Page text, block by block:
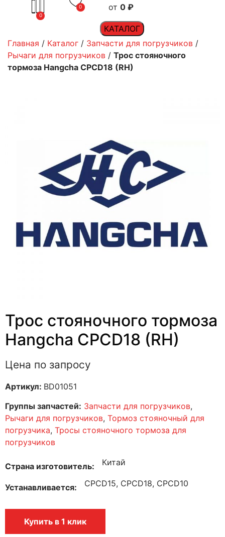
0
0 0 ₽
КАТАЛОГ
Главная / Каталог / Запчасти для погрузчиков /
Рычаги для погрузчиков / Трос стояночного
тормоза Hangcha CPCD18 (RH)
Трос стояночного тормоза
Hangcha CPCD18 (RH)
Цена по запросу
Артикул: BD01051
Группы запчастей: Запчасти для погрузчиков,
Рычаги для погрузчиков, Тормоз стояночный для
погрузчика, Тросы стояночного тормоза для
погрузчиков
Страна изготовитель Китай
Устанавливается CPCD15, CPCD18, CPCD10
Купить в 1 клик